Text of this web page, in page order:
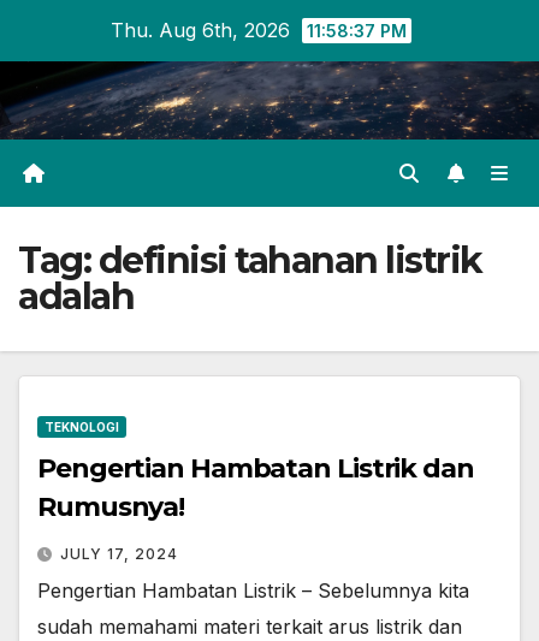
content
Thu. Aug 6th, 2026 11:58:37 PM
Tag:definisi tahanan listrik
adalah
TEKNOLOGI
Pengertian Hambatan Listrik dan
Rumusnya!
JULY 17, 2024
Pengertian Hambatan Listrik – Sebelumnya kita
sudah memahami materi terkait arus listrik dan